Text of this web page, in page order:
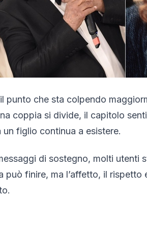
punto che sta colpendo
coppia si divide, il capitolo
figlio continua a esistere.
di sostegno, molti utenti
può finire, ma l’affetto, il rispetto